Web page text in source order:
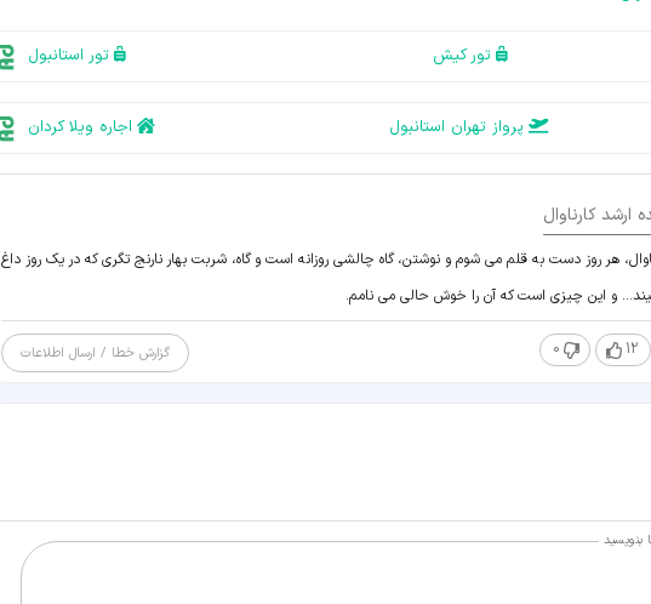
تور کیش تور استانبول
پرواز تهران استانبول اجاره ویلا کردان
ارشد کارناوال
هر روز دست به قلم می شوم و نوشتن، گاه چالشی روزانه است و گاه، شربت بهار نارنج تگری که در یک روز داغ
و این چیزی است که آن را خوش حالی می نامم.
12
0 گزارش خطا / ارسال اطلاعات
بنویسید